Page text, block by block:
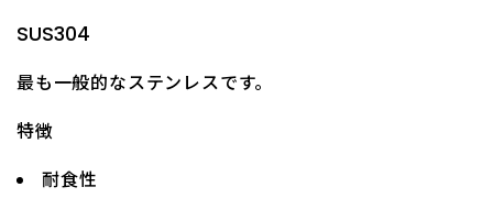
SUS304
最も一般的なステンレスです。
特徴
耐食性